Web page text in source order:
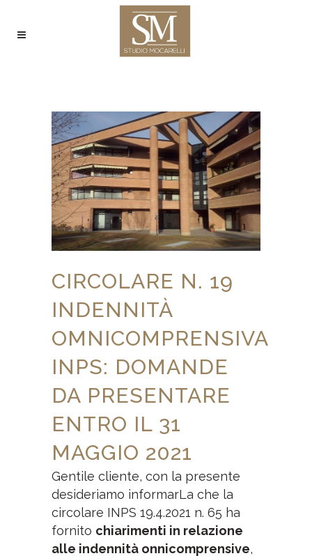
CIRCOLARE N. 19
INDENNITÀ
OMNICOMPRENSIVA
INPS: DOMANDE
DA PRESENTARE
ENTRO IL 31
MAGGIO 2021
Gentile cliente, con la presente
desideriamo informarLa che la
circolare INPS 19.4.2021 n. 65 ha
fornito chiarimenti in relazione
alle indennità onnicomprensive,